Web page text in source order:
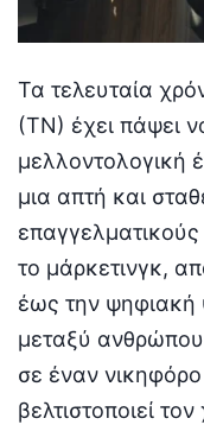
Τα τελευταία
(ΤΝ) έχει πάψει
μελλοντολογική
μια απτή και
επαγγελματικούς
το μάρκετινγκ,
έως την ψηφιακή
μεταξύ ανθρώπου
σε έναν
βελτιστοποιεί